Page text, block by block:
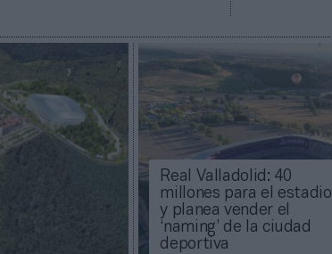
Real Valladolid: 40
millones para el estadio
y planea vender el
‘naming’ de la ciudad
deportiva